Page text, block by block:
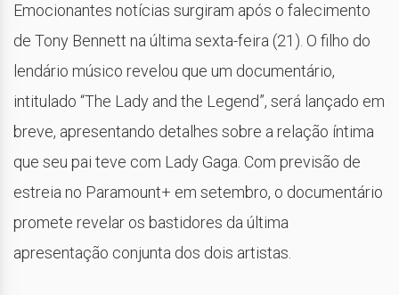
Emocionantes notícias surgiram após o falecimento
de Tony Bennett na última sexta-feira (21). O filho do
lendário músico revelou que um documentário,
intitulado “The Lady and the Legend”, será lançado em
breve, apresentando detalhes sobre a relação íntima
que seu pai teve com Lady Gaga. Com previsão de
estreia no Paramount+ em setembro, o documentário
promete revelar os bastidores da última
apresentação conjunta dos dois artistas.